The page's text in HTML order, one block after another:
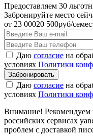
Предоставляем 30
Забронируйте место
от 23 00020 500руб/
Даю согласие на
условиях Политики
Даю согласие на
условиях Политики
Внимание! Рекомендуем
российских сервисах
проблем с доставкой